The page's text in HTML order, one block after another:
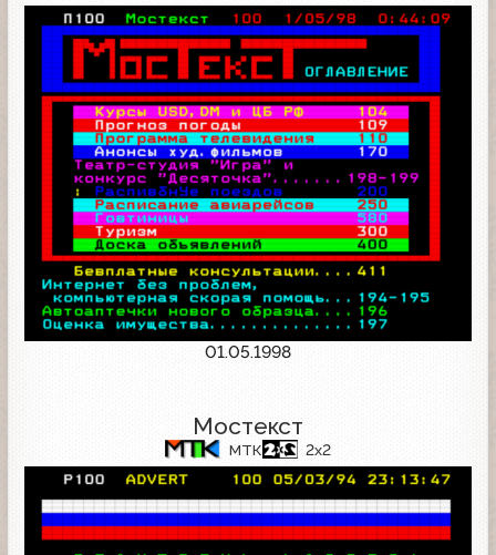
01.05.1998
Мостекст
МТК 2x2